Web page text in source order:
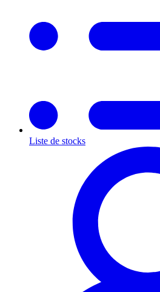
Liste de stocks